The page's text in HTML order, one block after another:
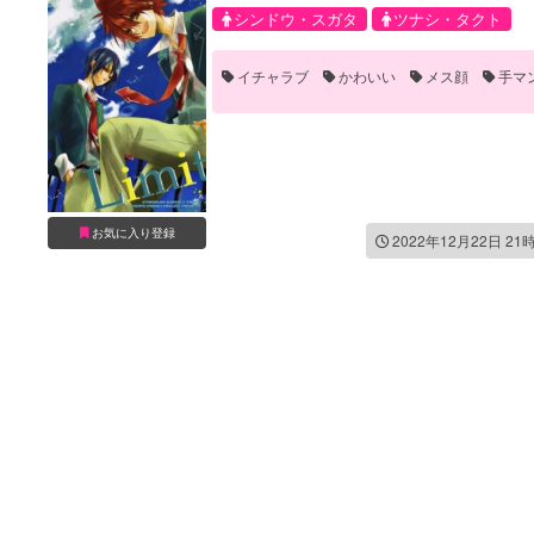
お気に入り登録
シンドウ・スガタ
ツナシ・タクト
イチャラブ かわいい メス顔 手マ
2022年12月22日 21